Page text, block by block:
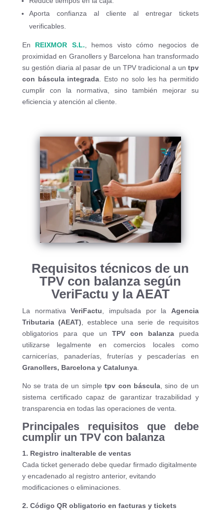
Aporta confianza al cliente al entregar tickets
verificables.
En REIXMOR S.L. , hemos visto cómo negocios de
proximidad en Granollers y Barcelona han transformado
su gestión diaria al pasar de un TPV tradicional a untpv
con báscula integrada . Esto no solo les ha permitido
cumplir con la normativa, sino también mejorar su
eficiencia y atención al cliente.
Requisitos técnicos de un
TPV con balanza según
VeriFactu y la AEAT
La normativaVeriFactu , impulsada por la Agencia
Tributaria (AEAT) , establece una serie de requisitos
obligatorios para que unTPV con balanza pueda
utilizarse legalmente en comercios locales como
carnicerías, panaderías, fruterías y pescaderías en
Granollers, Barcelona y Catalunya.
No se trata de un simpletpv con báscula , sino de un
sistema certificado capaz de garantizar trazabilidad y
transparencia en todas las operaciones de venta.
Principales requisitos que debe
cumplir un TPV con balanza
1. Registro inalterable de ventas
Cada ticket generado debe quedar firmado digitalmente
y encadenado al registro anterior, evitando
modificaciones o eliminaciones.
2. Código QR obligatorio en facturas y tickets